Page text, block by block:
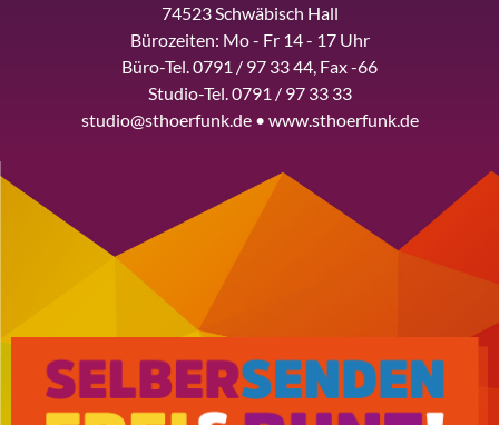
74523 Schwäbisch Hall
Bürozeiten: Mo - Fr 14 - 17 Uhr
Büro-Tel. 0791 / 97 33 44, Fax -66
Studio-Tel. 0791 / 97 33 33
studio@sthoerfunk.de • www.sthoerfunk.de